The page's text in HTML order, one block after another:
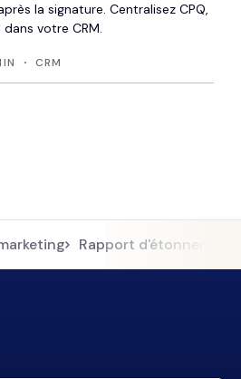
la signature. Centralisez CPQ,
votre CRM.
CRM
Rapport d'étonnement